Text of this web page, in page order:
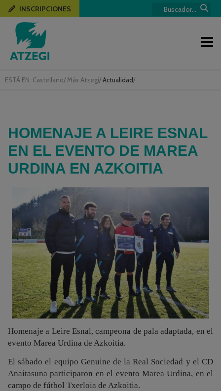
ESTÁ EN: Castellano/ Más Atzegi/Actualidad/
INSCRIPCIONES
HOMENAJE A LEIRE ESNAL
EN EL EVENTO DE MAREA
URDINA EN AZKOITIA
Homenaje a Leire Esnal, campeona de pala adaptada, en el
evento Marea Urdina de Azkoitia.
El sábado el equipo Genuine de la Real Sociedad y el CD
Anaitasuna participaron en el evento Marea Urdina, en el
campo de fútbol Txerloia de Azkoitia.